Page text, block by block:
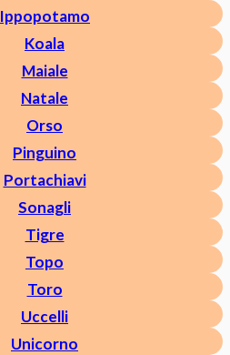
Ippopotamo
Koala
Maiale
Natale
Orso
Pinguino
Portachiavi
Sonagli
Tigre
Topo
Toro
Uccelli
Unicorno